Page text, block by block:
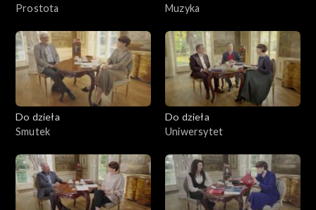
Prostota
Muzyka
Do dzieła
Smutek
Do dzieła
Uniwersytet